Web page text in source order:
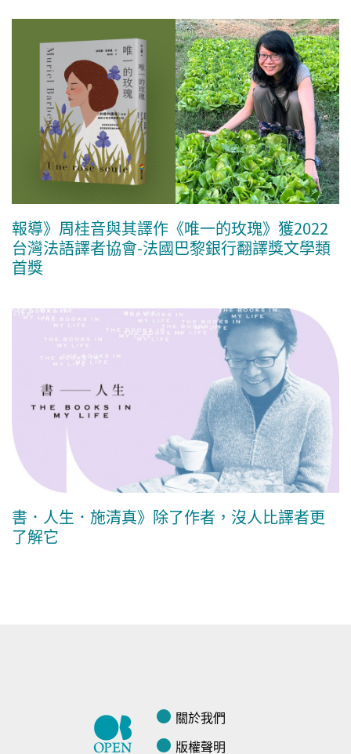
報導》周桂音與其譯作《唯一的玫瑰》獲2022
台灣法語譯者協會-法國巴黎銀行翻譯獎文學類
首獎
書．人生．施清真》除了作者，沒人比譯者更
了解它
關於我們
版權聲明